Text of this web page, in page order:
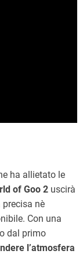
ha allietato le
of Goo 2 uscirà
nè
Con una
dal primo
l’atmosfera